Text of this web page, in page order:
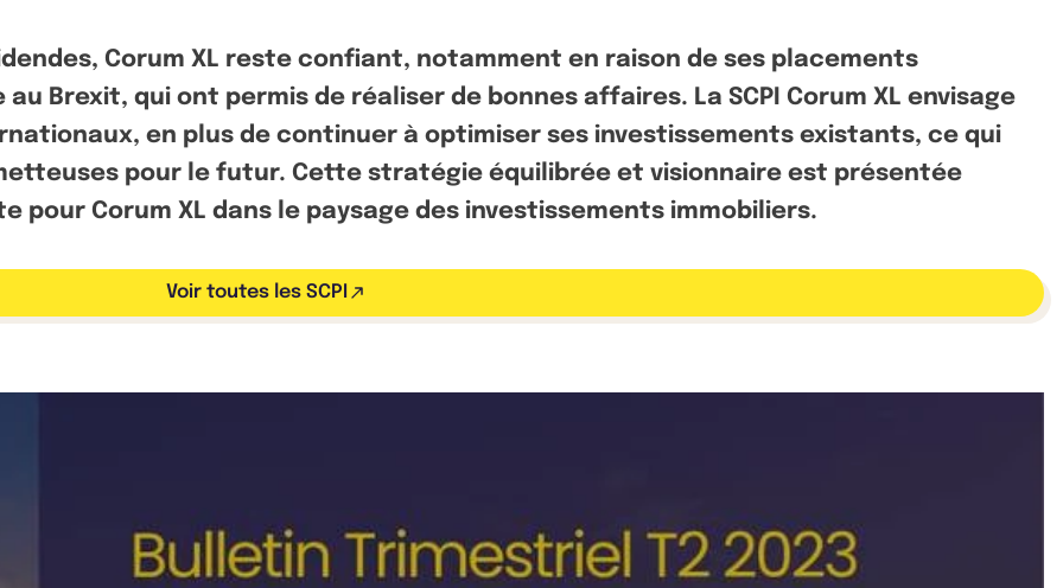
Corum XL reste confiant, notamment en raison de ses placements
Brexit, qui ont permis de réaliser de bonnes affaires. La SCPI Corum XL envisage
en plus de continuer à optimiser ses investissements existants, ce qui
pour le futur. Cette stratégie équilibrée et visionnaire est présentée
pour Corum XL dans le paysage des investissements immobiliers.
Voir toutes les SCPI